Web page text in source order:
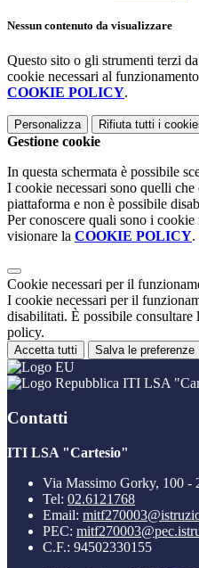
Nessun contenuto da visualizzare
Questo sito o gli strumenti terzi
cookie necessari al
COOKIE POLICY.
Personalizza Rifiuta tutti i
Gestione cookie
In questa schermata è possibile
I cookie necessari sono quelli
piattaforma e non è possibile
Per conoscere quali sono i
visionare la COOKIE POLICY.
Cookie necessari per il
I cookie necessari per il
disabilitati. È possibile
policy.
Accetta tutti Salva le preferenze
ITI LSA
Contatti
ITI LSA "Cartesio"
Via Massimo Gorky, 100 -
Tel: 02.6121768
Email:
PEC:
C.F.: 94502330155